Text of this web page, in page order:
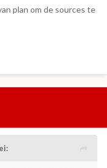
drive zou ik ook
aan die voor een
plan om de sources te